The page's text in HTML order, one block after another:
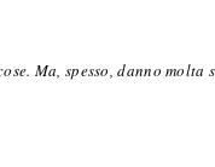
Ma, spesso, danno molta